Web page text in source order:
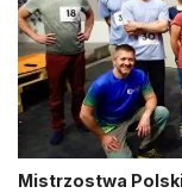
Mistrzostwa